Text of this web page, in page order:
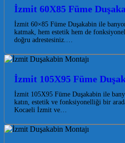
İzmit 60X85 Füme
İzmit 60×85 Füme Duşakabin ile
katmak, hem estetik hem de fonksiyonel
doğru adrestesiniz.…
İzmit 105X95 Füme
İzmit 105X95 Füme Duşakabin ile
katın, estetik ve fonksiyonelliği bir
Kocaeli İzmit ve…